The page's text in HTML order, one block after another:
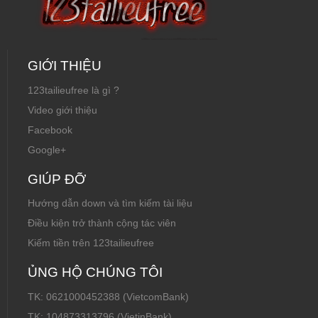
GIỚI THIỆU
123tailieufree là gì ?
Video giới thiệu
Facebook
Google+
GIÚP ĐỠ
Hướng dẫn down và tìm kiếm tài liệu
Điều kiện trở thành cộng tác viên
Kiếm tiền trên 123tailieufree
ỦNG HỘ CHÚNG TÔI
TK: 0621000452388 (VietcomBank)